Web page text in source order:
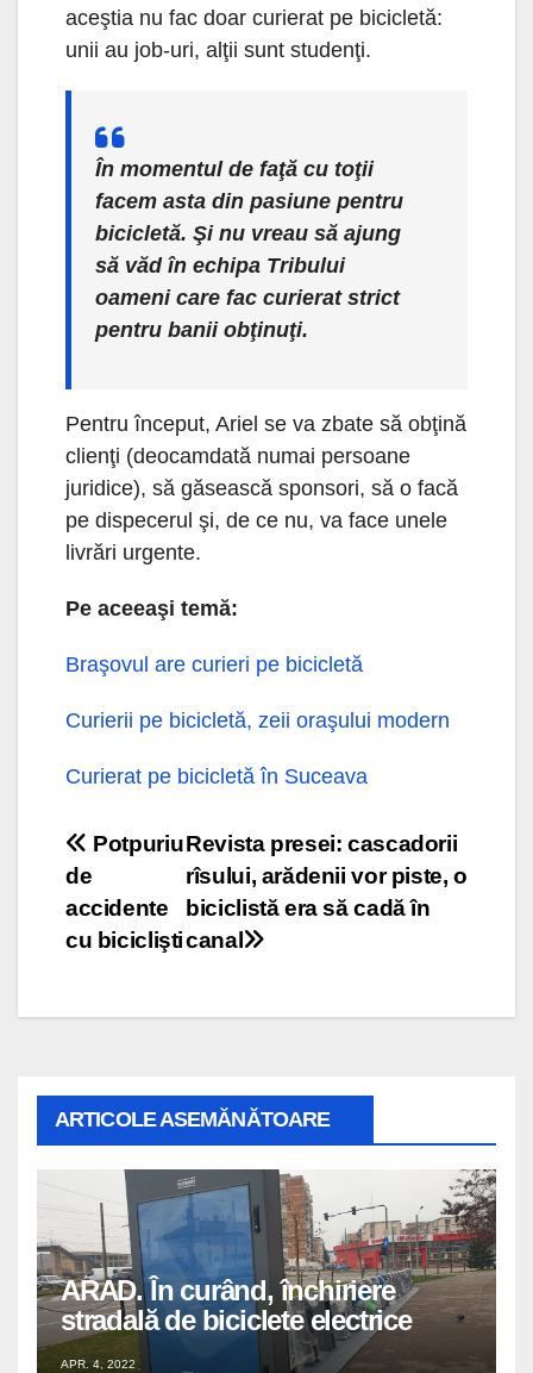
aceştia nu fac doar curierat pe bicicletă:
unii au job-uri, alţii sunt studenţi.
În momentul de faţă cu toţii
facem asta din pasiune pentru
bicicletă. Şi nu vreau să ajung
să văd în echipa Tribului
oameni care fac curierat strict
pentru banii obţinuţi.
Pentru început, Ariel se va zbate să obţină
clienţi (deocamdată numai persoane
juridice), să găsească sponsori, să o facă
pe dispecerul şi, de ce nu, va face unele
livrări urgente.
Pe aceeaşi temă:
Braşovul are curieri pe bicicletă
Curierii pe bicicletă, zeii oraşului modern
Curierat pe bicicletă în Suceava
Navigare
în
articole
Revista presei: cascadorii
rîsului, arădenii vor piste, o
biciclistă era să cadă în
canal
Potpuriu
de
accidente
cu biciclişti
ARTICOLE ASEMĂNĂTOARE
ARAD. În curând, închiriere
stradală de biciclete electrice
APR. 4, 2022